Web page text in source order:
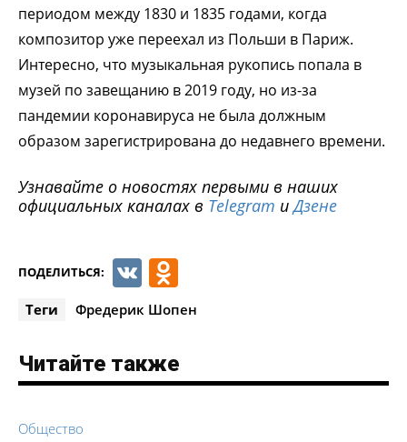
периодом между 1830 и 1835 годами, когда
композитор уже переехал из Польши в Париж.
Интересно, что музыкальная рукопись попала в
музей по завещанию в 2019 году, но из-за
пандемии коронавируса не была должным
образом зарегистрирована до недавнего времени.
Узнавайте о новостях первыми в наших
официальных каналах в Telegram иДзене
ПОДЕЛИТЬСЯ: VK
Теги Фредерик Шопен
Читайте также
Общество